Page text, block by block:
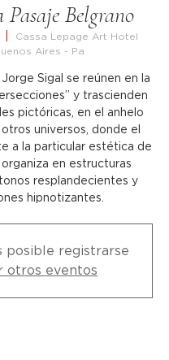
Belgrano
Cassa Lepage Art Hotel
Aires - Pa
Sigal se reúnen en la
y trascienden
pictóricas, en el anhelo
universos, donde el
a la particular estética de
organiza en estructuras
resplandecientes y
hipnotizantes.
posible registrarse
otros eventos